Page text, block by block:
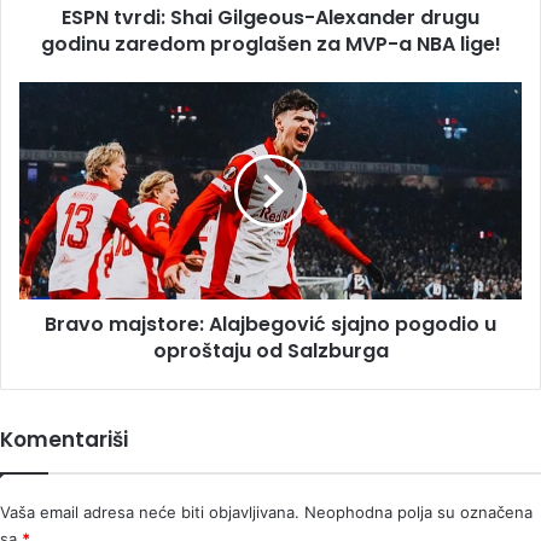
MVP-
NBA
ESPN tvrdi: Shai Gilgeous-Alexander drugu
godinu zaredom proglašen za MVP-a NBA lige!
Bravo
Alajbegović
sjajno
pogodio
u
oproštaju
od
Salzburga
Bravo majstore: Alajbegović sjajno pogodio u
oproštaju od Salzburga
Komentariši
Vaša email adresa neće biti objavljivana. Neophodna polja su označena